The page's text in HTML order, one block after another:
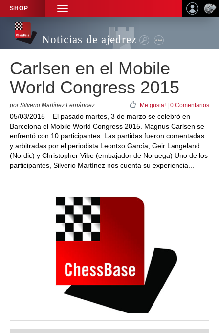
SHOP
TOGGLE
NAVIGATION
Noticias de ajedrez
Carlsen en el Mobile
World Congress 2015
por Silverio Martínez Fernández Me gusta! 0 Comentarios
05/03/2015 – El pasado martes, 3 de marzo se celebró en
Barcelona el Mobile World Congress 2015. Magnus Carlsen se
enfrentó con 10 participantes. Las partidas fueron comentadas
y arbitradas por el periodista Leontxo García, Geir Langeland
(Nordic) y Christopher Vibe (embajador de Noruega) Uno de los
participantes, Silverio Martínez nos cuenta su experiencia...